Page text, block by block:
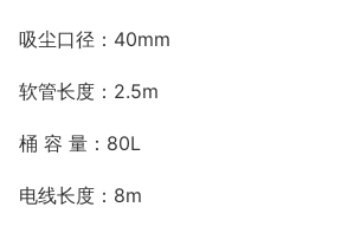
吸尘口径： 40mm
软管长度： 2.5m
桶 容 量： 80L
电线长度： 8m